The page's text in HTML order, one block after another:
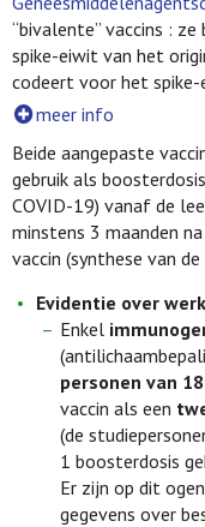
“bivalente” vaccins :
spike-eiwit van het
codeert voor het spike-
meer info
Beide aangepaste
gebruik als
COVID-19) vanaf de
minstens 3 maanden
vaccin (synthese van de
Evidentie over
Enkel
personen van
vaccin als een
(de
1 boosterdosis
Er zijn op dit
gegevens over